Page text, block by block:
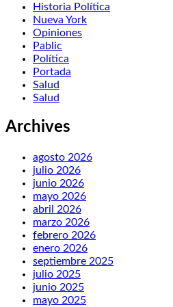
Historia Política
Nueva York
Opiniones
Pablic
Política
Portada
Salud
Salud
Archives
agosto 2026
julio 2026
junio 2026
mayo 2026
abril 2026
marzo 2026
febrero 2026
enero 2026
septiembre 2025
julio 2025
junio 2025
mayo 2025